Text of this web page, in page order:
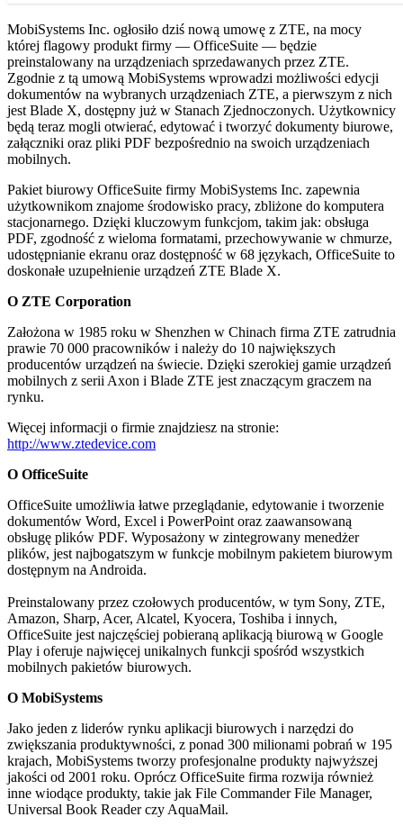
MobiSystems Inc. ogłosiło dziś nową umowę z ZTE, na mocy
której flagowy produkt firmy — OfficeSuite — będzie
preinstalowany na urządzeniach sprzedawanych przez ZTE.
Zgodnie z tą umową MobiSystems wprowadzi możliwości edycji
dokumentów na wybranych urządzeniach ZTE, a pierwszym z nich
jest Blade X, dostępny już w Stanach Zjednoczonych. Użytkownicy
będą teraz mogli otwierać, edytować i tworzyć dokumenty biurowe,
załączniki oraz pliki PDF bezpośrednio na swoich urządzeniach
mobilnych.
Pakiet biurowy OfficeSuite firmy MobiSystems Inc. zapewnia
użytkownikom znajome środowisko pracy, zbliżone do komputera
stacjonarnego. Dzięki kluczowym funkcjom, takim jak: obsługa
PDF, zgodność z wieloma formatami, przechowywanie w chmurze,
udostępnianie ekranu oraz dostępność w 68 językach, OfficeSuite to
doskonałe uzupełnienie urządzeń ZTE Blade X.
O ZTE Corporation
Założona w 1985 roku w Shenzhen w Chinach firma ZTE zatrudnia
prawie 70 000 pracowników i należy do 10 największych
producentów urządzeń na świecie. Dzięki szerokiej gamie urządzeń
mobilnych z serii Axon i Blade ZTE jest znaczącym graczem na
rynku.
Więcej informacji o firmie znajdziesz na stronie:
http://www.ztedevice.com
O OfficeSuite
OfficeSuite umożliwia łatwe przeglądanie, edytowanie i tworzenie
dokumentów Word, Excel i PowerPoint oraz zaawansowaną
obsługę plików PDF. Wyposażony w zintegrowany menedżer
plików, jest najbogatszym w funkcje mobilnym pakietem biurowym
dostępnym na Androida.
Preinstalowany przez czołowych producentów, w tym Sony, ZTE,
Amazon, Sharp, Acer, Alcatel, Kyocera, Toshiba i innych,
OfficeSuite jest najczęściej pobieraną aplikacją biurową w Google
Play i oferuje najwięcej unikalnych funkcji spośród wszystkich
mobilnych pakietów biurowych.
O MobiSystems
Jako jeden z liderów rynku aplikacji biurowych i narzędzi do
zwiększania produktywności, z ponad 300 milionami pobrań w 195
krajach, MobiSystems tworzy profesjonalne produkty najwyższej
jakości od 2001 roku. Oprócz OfficeSuite firma rozwija również
inne wiodące produkty, takie jak File Commander File Manager,
Universal Book Reader czy AquaMail.